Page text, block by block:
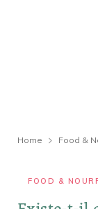
Home Food &
FOOD &